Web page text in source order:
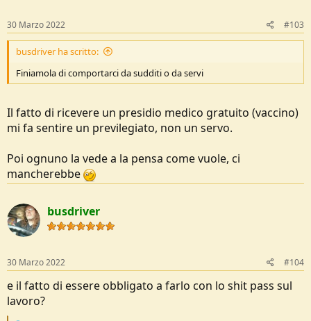
30 Marzo 2022 #103
busdriver ha scritto:
Finiamola di comportarci da sudditi o da servi
Il fatto di ricevere un presidio medico gratuito (vaccino)
mi fa sentire un previlegiato, non un servo.
Poi ognuno la vede a la pensa come vuole, ci
mancherebbe
busdriver
30 Marzo 2022 #104
e il fatto di essere obbligato a farlo con lo shit pass sul
lavoro?